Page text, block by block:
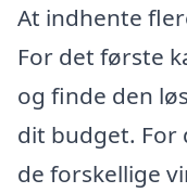
At indhente
For det første
og finde den
dit budget. For
de forskellige